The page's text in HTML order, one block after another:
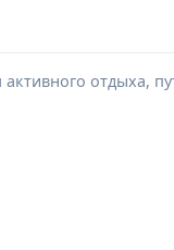
отдыха,